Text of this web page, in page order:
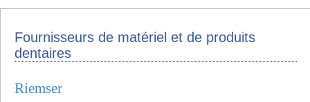
Fournisseurs de matériel et de produits
dentaires
Riemser